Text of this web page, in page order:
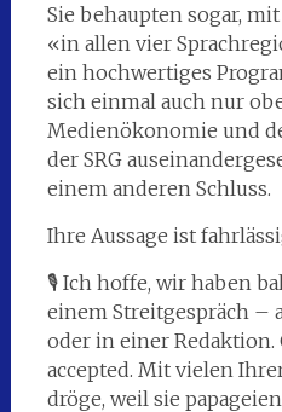
Sie behaupten sogar,
«in allen vier
ein hochwertiges
sich einmal auch nur
Medienökonomie und
der SRG
einem anderen Schluss.
Ihre Aussage ist
🎙️ Ich hoffe, wir haben
einem Streitgespräch –
oder in einer Redaktion.
accepted. Mit vielen
dröge, weil sie